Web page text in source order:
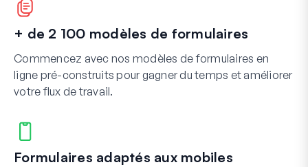
+ de 2 100 modèles de formulaires
Commencez avec nos modèles de formulaires en
ligne pré-construits pour gagner du temps et améliorer
votre flux de travail.
Formulaires adaptés aux mobiles